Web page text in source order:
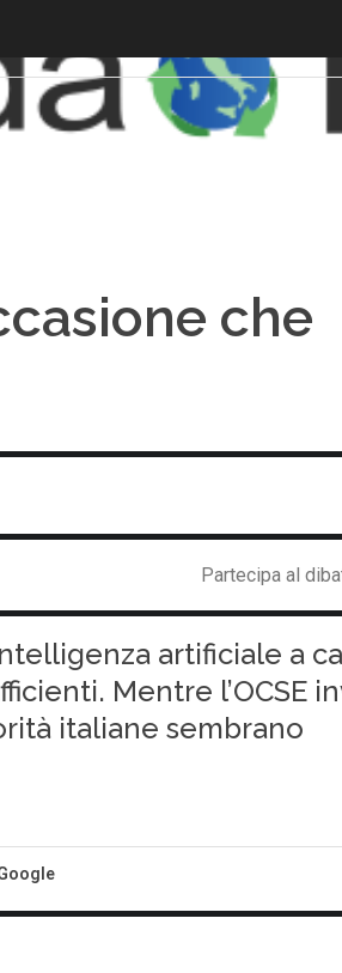
che
Partecipa al
artificiale a
Mentre l’OCSE
italiane sembrano